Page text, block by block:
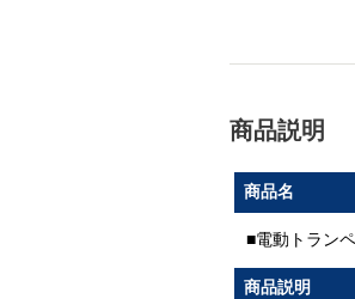
商品説明
商品名
■電動トラン
商品説明